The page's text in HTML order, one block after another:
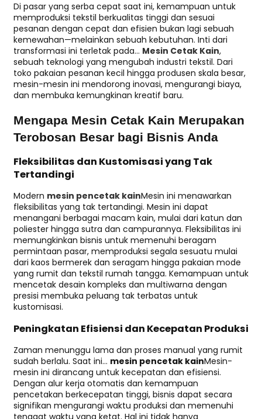
Di pasar yang serba cepat saat ini, kemampuan untuk
memproduksi tekstil berkualitas tinggi dan sesuai
pesanan dengan cepat dan efisien bukan lagi sebuah
kemewahan—melainkan sebuah kebutuhan. Inti dari
transformasi ini terletak pada... Mesin Cetak Kain,
sebuah teknologi yang mengubah industri tekstil. Dari
toko pakaian pesanan kecil hingga produsen skala besar,
mesin-mesin ini mendorong inovasi, mengurangi biaya,
dan membuka kemungkinan kreatif baru.
Mengapa Mesin Cetak Kain Merupakan
Terobosan Besar bagi Bisnis Anda
Fleksibilitas dan Kustomisasi yang Tak
Tertandingi
Modern mesin pencetak kainMesin ini menawarkan
fleksibilitas yang tak tertandingi. Mesin ini dapat
menangani berbagai macam kain, mulai dari katun dan
poliester hingga sutra dan campurannya. Fleksibilitas ini
memungkinkan bisnis untuk memenuhi beragam
permintaan pasar, memproduksi segala sesuatu mulai
dari kaos bermerek dan seragam hingga pakaian mode
yang rumit dan tekstil rumah tangga. Kemampuan untuk
mencetak desain kompleks dan multiwarna dengan
presisi membuka peluang tak terbatas untuk
kustomisasi.
Peningkatan Efisiensi dan Kecepatan Produksi
Zaman menunggu lama dan proses manual yang rumit
sudah berlalu. Saat ini... mesin pencetak kainMesin-
mesin ini dirancang untuk kecepatan dan efisiensi.
Dengan alur kerja otomatis dan kemampuan
pencetakan berkecepatan tinggi, bisnis dapat secara
signifikan mengurangi waktu produksi dan memenuhi